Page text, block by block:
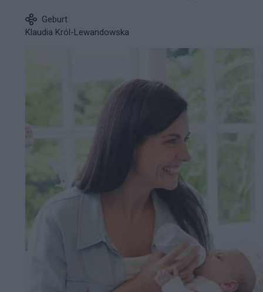
Geburt
Klaudia Król-Lewandowska